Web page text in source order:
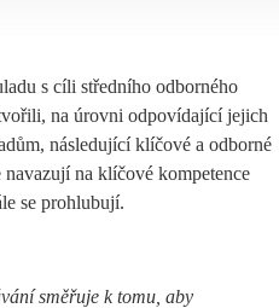
s cíli středního odborného
na úrovni odpovídající jejich
následující klíčové a odborné
na klíčové kompetence
se prohlubují.
směřuje k tomu, aby